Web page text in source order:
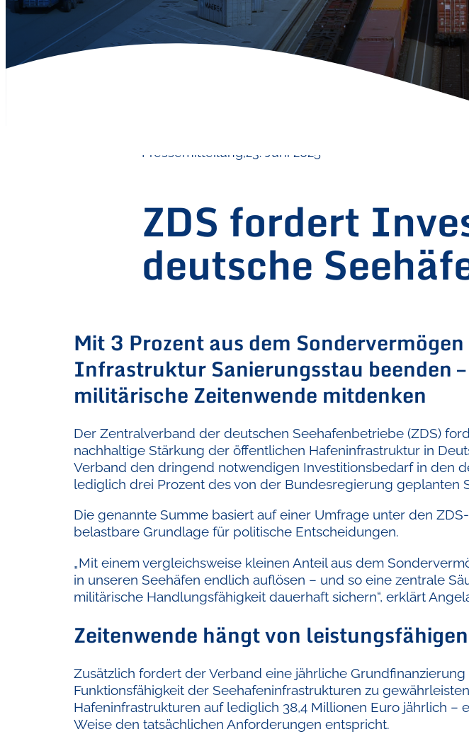
Pressemitteilung,23. Juni 2025
ZDS fordert
deutsche
Mit 3 Prozent aus dem Sondervermögen
Infrastruktur Sanierungsstau beenden –
militärische Zeitenwende mitdenken
Der Zentralverband der deutschen Seehafenbetriebe (ZDS)
nachhaltige Stärkung der öffentlichen Hafeninfrastruktur in
Verband den dringend notwendigen Investitionsbedarf in den
lediglich drei Prozent des von der Bundesregierung
Die genannte Summe basiert auf einer Umfrage unter den
belastbare Grundlage für politische Entscheidungen.
„Mit einem vergleichsweise kleinen Anteil aus dem
in unseren Seehäfen endlich auflösen – und so eine zentrale
militärische Handlungsfähigkeit dauerhaft sichern“, erklärt
Zeitenwende hängt von
Zusätzlich fordert der Verband eine jährliche
Funktionsfähigkeit der Seehafeninfrastrukturen zu
Hafeninfrastrukturen auf lediglich 38,4 Millionen Euro jährlich
Weise den tatsächlichen Anforderungen entspricht.